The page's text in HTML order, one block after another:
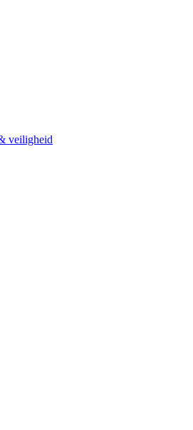
veiligheid